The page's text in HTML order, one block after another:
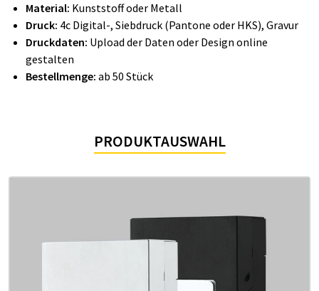
Material: Kunststoff oder Metall
Druck: 4c Digital-, Siebdruck (Pantone oder HKS), Gravur
Druckdaten: Upload der Daten oder Design online
gestalten
Bestellmenge: ab 50 Stück
PRODUKTAUSWAHL